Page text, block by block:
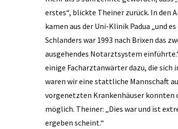
erstes“, blickte Theiner zurück. In den
kamen aus der Uni-Klinik Padua „und
Schlanders war 1993 nach Brixen das
ausgehendes Notarztsystem
einige Facharztanwärter dazu, die sich
waren wir eine stattliche Mannschaft
vorgenetzten Krankenhäuser konnten
möglich. Theiner: „Dies war und ist
ergeben scheint.“